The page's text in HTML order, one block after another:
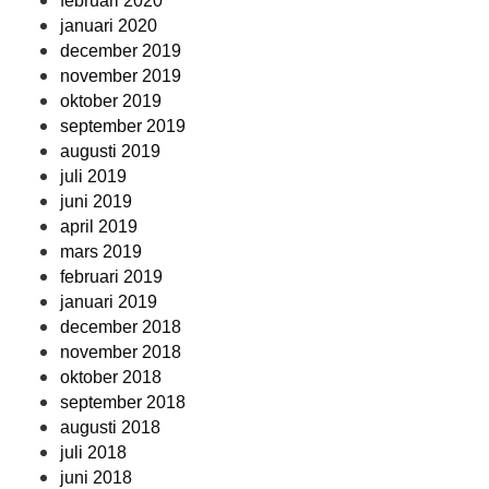
januari 2020
december 2019
november 2019
oktober 2019
september 2019
augusti 2019
juli 2019
juni 2019
april 2019
mars 2019
februari 2019
januari 2019
december 2018
november 2018
oktober 2018
september 2018
augusti 2018
juli 2018
juni 2018